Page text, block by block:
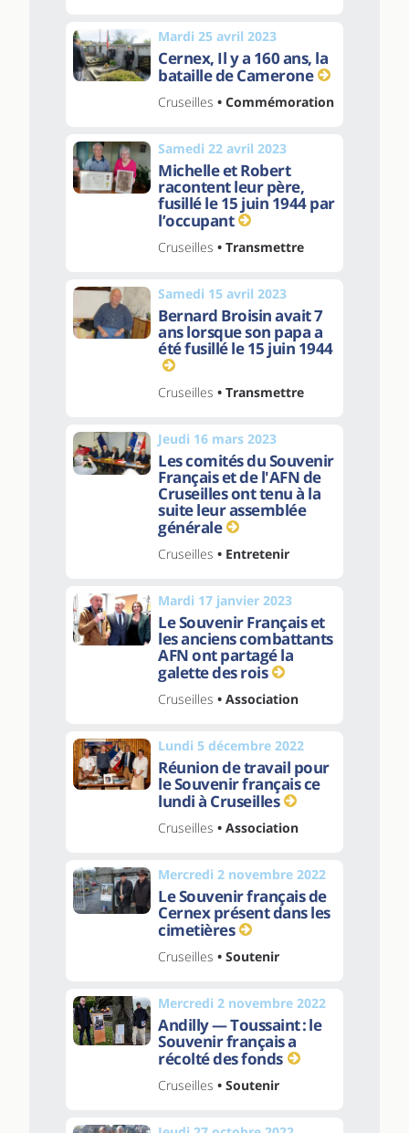
Mardi 25 avril 2023
Cernex, Il y a 160 ans, la
bataille de Camerone
Cruseilles • Commémoration
Samedi 22 avril 2023
Michelle et Robert
racontent leur père,
fusillé le 15 juin 1944 par
l’occupant
Cruseilles • Transmettre
Samedi 15 avril 2023
Bernard Broisin avait 7
ans lorsque son papa a
été fusillé le 15 juin 1944
Cruseilles • Transmettre
Jeudi 16 mars 2023
Les comités du Souvenir
Français et de l'AFN de
Cruseilles ont tenu à la
suite leur assemblée
générale
Cruseilles • Entretenir
Mardi 17 janvier 2023
Le Souvenir Français et
les anciens combattants
AFN ont partagé la
galette des rois
Cruseilles • Association
Lundi 5 décembre 2022
Réunion de travail pour
le Souvenir français ce
lundi à Cruseilles
Cruseilles • Association
Mercredi 2 novembre 2022
Le Souvenir français de
Cernex présent dans les
cimetières
Cruseilles • Soutenir
Mercredi 2 novembre 2022
Andilly — Toussaint : le
Souvenir français a
récolté des fonds
Cruseilles • Soutenir